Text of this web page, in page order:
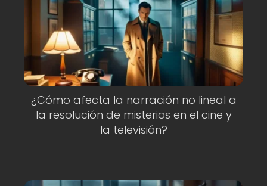
¿Cómo afecta la narración no lineal a
la resolución de misterios en el cine y
la televisión?